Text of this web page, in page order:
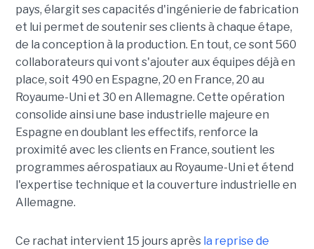
pays, élargit ses capacités d'ingénierie de fabrication
et lui permet de soutenir ses clients à chaque étape,
de la conception à la production. En tout, ce sont 560
collaborateurs qui vont s'ajouter aux équipes déjà en
place, soit 490 en Espagne, 20 en France, 20 au
Royaume-Uni et 30 en Allemagne. Cette opération
consolide ainsi une base industrielle majeure en
Espagne en doublant les effectifs, renforce la
proximité avec les clients en France, soutient les
programmes aérospatiaux au Royaume-Uni et étend
l'expertise technique et la couverture industrielle en
Allemagne.
Ce rachat intervient 15 jours après la reprise de